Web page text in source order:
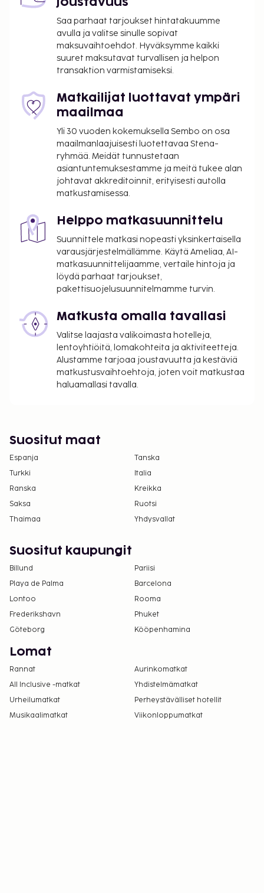
joustavuus
Saa parhaat tarjoukset hintatakuumme
avulla ja valitse sinulle sopivat
maksuvaihtoehdot. Hyväksymme kaikki
suuret maksutavat turvallisen ja helpon
transaktion varmistamiseksi.
Matkailijat luottavat ympäri
maailmaa
Yli 30 vuoden kokemuksella Sembo on osa
maailmanlaajuisesti luotettavaa Stena-
ryhmää. Meidät tunnustetaan
asiantuntemuksestamme ja meitä tukee alan
johtavat akkreditoinnit, erityisesti autolla
matkustamisessa.
Helppo matkasuunnittelu
Suunnittele matkasi nopeasti yksinkertaisella
varausjärjestelmällämme. Käytä Ameliaa, AI-
matkasuunnittelijaamme, vertaile hintoja ja
löydä parhaat tarjoukset,
pakettisuojelusuunnitelmamme turvin.
Matkusta omalla tavallasi
Valitse laajasta valikoimasta hotelleja,
lentoyhtiöitä, lomakohteita ja aktiviteetteja.
Alustamme tarjoaa joustavuutta ja kestäviä
matkustusvaihtoehtoja, joten voit matkustaa
haluamallasi tavalla.
Suositut maat
Espanja
Tanska
Turkki
Italia
Ranska
Kreikka
Saksa
Ruotsi
Thaimaa
Yhdysvallat
Suositut kaupungit
Billund
Pariisi
Playa de Palma
Barcelona
Lontoo
Rooma
Frederikshavn
Phuket
Göteborg
Kööpenhamina
Lomat
Rannat
Aurinkomatkat
All Inclusive -matkat
Yhdistelmämatkat
Urheilumatkat
Perheystävälliset hotellit
Musikaalimatkat
Viikonloppumatkat